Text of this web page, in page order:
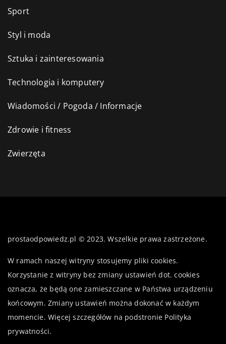
Sport
Styl i moda
Sztuka i zainteresowania
Technologia i komputery
Wiadomości / Pogoda / Informacje
Zdrowie i fitness
Zwierzęta
prostaodpowiedz.pl © 2023. Wszelkie prawa zastrzeżone.
W ramach naszej witryny stosujemy pliki cookies.
Korzystanie z witryny bez zmiany ustawień dot. cookies
oznacza, że będą one zamieszczane w Państwa urządzeniu
końcowym. Zmiany ustawień można dokonać w każdym
momencie. Więcej szczegółów na podstronie Polityka
prywatności.